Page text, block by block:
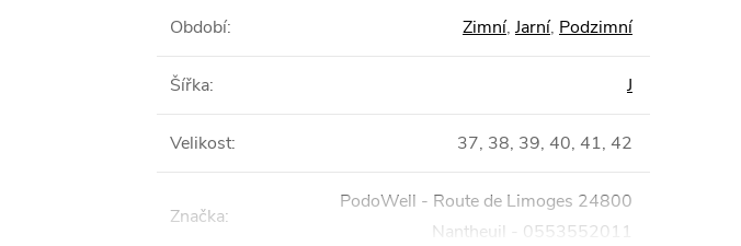
Období: Zimní, Jarní, Podzimní
Šířka: J
Velikost: 37, 38, 39, 40, 41, 42
Značka:
PodoWell - Route de Limoges 24800
Nantheuil - 0553552011